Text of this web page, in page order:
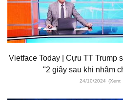
Vietface Today | Cựu TT Trump
"2 giây sau khi nhậm
24/10/2024 (Xem: